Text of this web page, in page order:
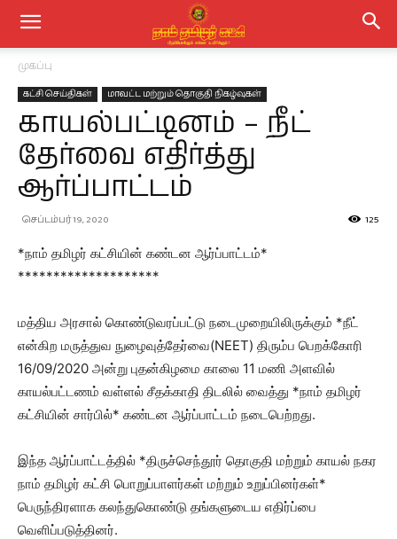
முகப்பு
கட்சி செய்திகள் மாவட்ட மற்றும் தொகுதி நிகழ்வுகள்
காயல்பட்டினம் – நீட்
தேர்வை எதிர்த்து
ஆர்ப்பாட்டம்
செப்டம்பர் 19, 2020 125
*நாம் தமிழர் கட்சியின் கண்டன ஆர்ப்பாட்டம்*
********************
மத்திய அரசால் கொண்டுவரப்பட்டு நடைமுறையிலிருக்கும் *நீட்
என்கிற மருத்துவ நுழைவுத்தேர்வை(NEET) திரும்ப பெறக்கோரி
16/09/2020 அன்று புதன்கிழமை காலை 11 மணி அளவில்
காயல்பட்டணம் வள்ளல் சீதக்காதி திடலில் வைத்து *நாம் தமிழர்
கட்சியின் சார்பில்* கண்டன ஆர்ப்பாட்டம் நடைபெற்றது.
இந்த ஆர்ப்பாட்டத்தில் *திருச்செந்தூர் தொகுதி மற்றும் காயல் நகர
நாம் தமிழர் கட்சி பொறுப்பாளர்கள் மற்றும் உறுப்பினர்கள்*
பெருந்திரளாக கலந்துகொண்டு தங்களுடைய எதிர்ப்பை
வெளிப்படுத்தினர்.